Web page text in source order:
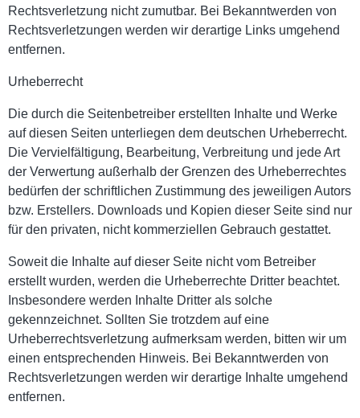
Rechtsverletzung nicht zumutbar. Bei Bekanntwerden von
Rechtsverletzungen werden wir derartige Links umgehend
entfernen.
Urheberrecht
Die durch die Seitenbetreiber erstellten Inhalte und Werke
auf diesen Seiten unterliegen dem deutschen Urheberrecht.
Die Vervielfältigung, Bearbeitung, Verbreitung und jede Art
der Verwertung außerhalb der Grenzen des Urheberrechtes
bedürfen der schriftlichen Zustimmung des jeweiligen Autors
bzw. Erstellers. Downloads und Kopien dieser Seite sind nur
für den privaten, nicht kommerziellen Gebrauch gestattet.
Soweit die Inhalte auf dieser Seite nicht vom Betreiber
erstellt wurden, werden die Urheberrechte Dritter beachtet.
Insbesondere werden Inhalte Dritter als solche
gekennzeichnet. Sollten Sie trotzdem auf eine
Urheberrechtsverletzung aufmerksam werden, bitten wir um
einen entsprechenden Hinweis. Bei Bekanntwerden von
Rechtsverletzungen werden wir derartige Inhalte umgehend
entfernen.